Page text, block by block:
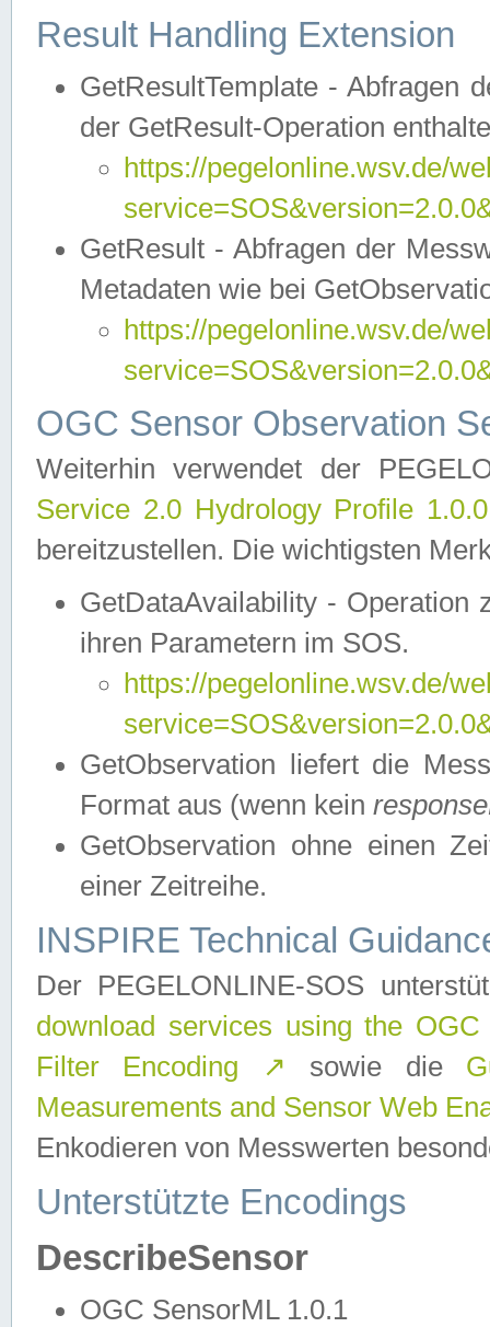
Result Handling Extension
GetResultTemplate - Abfragen
der GetResult-Operation
https://pegelonline.wsv.de/
GetResult - Abfragen der
Metadaten wie bei
https://pegelonline.wsv.de/
OGC Sensor Observation
Weiterhin verwendet der
Service 2.0 Hydrology Profile
bereitzustellen. Die wichtigsten
GetDataAvailability - Operation
ihren Parametern im SOS.
https://pegelonline.wsv.de/
GetObservation liefert die
Format aus (wenn kein
GetObservation ohne einen
einer Zeitreihe.
INSPIRE Technical
Der PEGELONLINE-SOS
download services using the
Filter Encoding
↗ sowie die
Measurements and Sensor Web
Enkodieren von Messwerten
Unterstützte Encodings
DescribeSensor
OGC SensorML 1.0.1